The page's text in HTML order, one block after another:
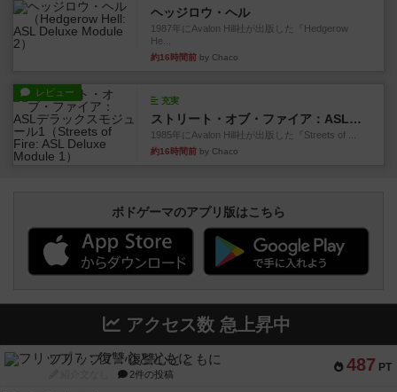
ヘッジロウ・ヘル
1987年にAvalon Hill社が出版した『Hedgerow
He...
約16時間前 by Chaco
レビュー
充実
ストリート・オブ・ファイア：ASLデラックスモジュール1
1985年にAvalon Hill社が出版した『Streets of ...
約16時間前 by Chaco
ボドゲーマのアプリ版はこちら
アクセス数 急上昇中
487 PT
フリップ７：復讐心とともに
2件の投稿